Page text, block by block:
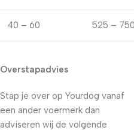
40 – 60 525 –
Overstapadvies
Stap je over op Yourdog vanaf
een ander voermerk dan
adviseren wij de volgende